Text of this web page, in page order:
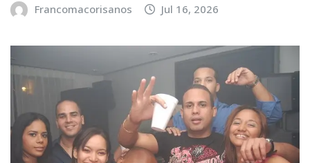
Francomacorisanos Jul 16, 2026